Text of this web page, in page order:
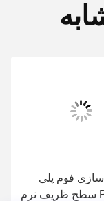
فوم پلی
اورتان PU سطح ظریف نرم